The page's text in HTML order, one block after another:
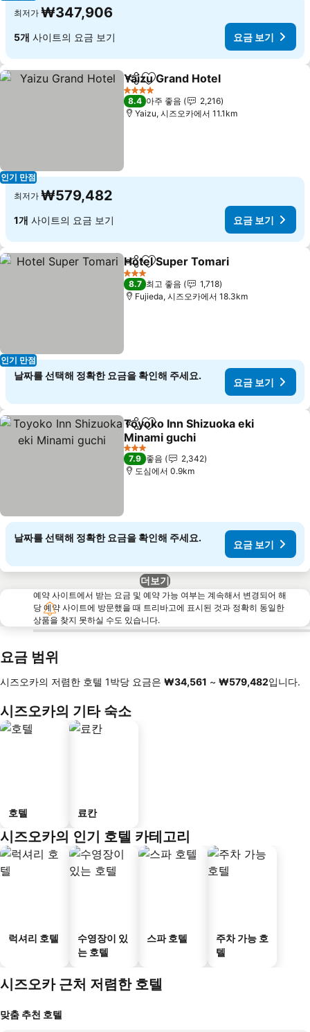
최저가 ₩347,906
5개 사이트의 요금 보기 요금 보기
인기 만점
공유 즐겨찾기에 추가
Yaizu Grand Hotel
4 성급
8.4 아주 좋음
2,216
Yaizu, 시즈오카에서 11.1km
최저가 ₩579,482
1개 사이트의 요금 보기 요금 보기
인기 만점
공유 즐겨찾기에 추가
Hotel Super Tomari
3 성급
8.7 최고 좋음
1,718
Fujieda, 시즈오카에서 18.3km
날짜를 선택해 정확한 요금을 확인해 주세요.
요금 보기
공유 즐겨찾기에 추가
Toyoko Inn Shizuoka eki
Minami guchi
3 성급
7.9 좋음
2,342
도심에서 0.9km
날짜를 선택해 정확한 요금을 확인해 주세요.
요금 보기
더보기
예약 사이트에서 받는 요금 및 예약 가능 여부는 계속해서 변경되어 해
당 예약 사이트에 방문했을 때 트리바고에 표시된 것과 정확히 동일한
상품을 찾지 못하실 수도 있습니다.
요금 범위
시즈오카의 저렴한 호텔 1박당 요금은 ‎₩34,561 ~ ‎₩579,482입니다.
시즈오카의 기타 숙소
호텔 료칸
시즈오카의 인기 호텔 카테고리
럭셔리 호텔
수영장이 있
는 호텔
스파 호텔
주차 가능 호
텔
시즈오카 근처 저렴한 호텔
맞춤 추천 호텔